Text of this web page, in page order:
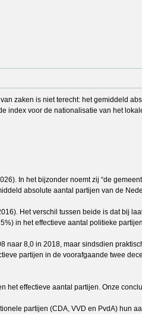
zaken is niet terecht: het gemiddeld
index voor de nationalisatie van het
In het bijzonder noemt zij “de
absolute aantal partijen van de
Het verschil tussen beide is dat bij
in het effectieve aantal politieke
naar 8,0 in 2018, maar sindsdien
partijen in de voorafgaande twee
het effectieve aantal partijen. Onze
partijen (CDA, VVD en PvdA) hun